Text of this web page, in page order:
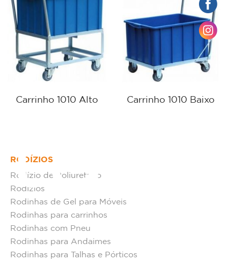
Carrinho 1010 Alto Carrinho 1010 Baixo
RODÍZIOS
Rodízio de Poliuretano
Rodízios
Rodinhas de Gel para Móveis
Rodinhas para carrinhos
Rodinhas com Pneu
Rodinhas para Andaimes
Rodinhas para Talhas e Pórticos